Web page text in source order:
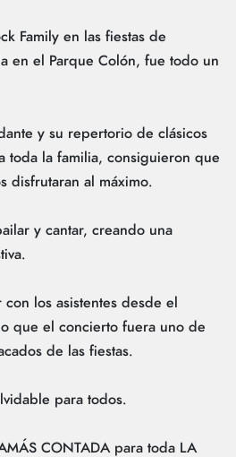
Family en las fiestas de
en el Parque Colón, fue todo un
y su repertorio de clásicos
toda la familia, consiguieron que
disfrutaran al máximo.
y cantar, creando una
los asistentes desde el
que el concierto fuera uno de
de las fiestas.
para todos.
CONTADA para toda LA